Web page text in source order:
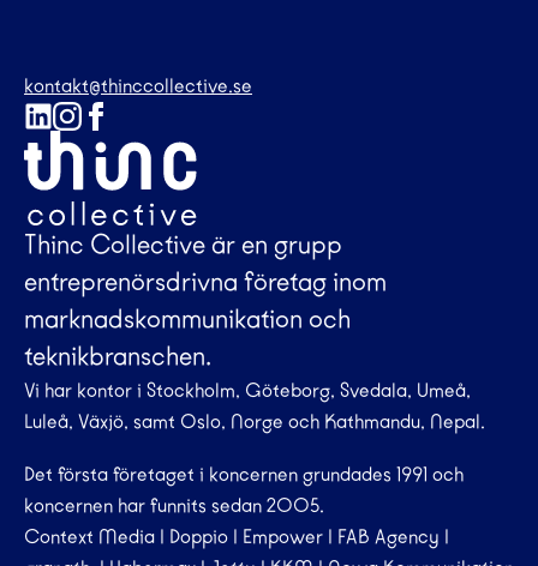
kontakt@thinccollective.se
Thinc Collective är en grupp
entreprenörsdrivna företag inom
marknadskommunikation och
teknikbranschen.
Vi har kontor i Stockholm, Göteborg, Svedala, Umeå,
Luleå, Växjö, samt Oslo, Norge och Kathmandu, Nepal.
Det första företaget i koncernen grundades 1991 och
koncernen har funnits sedan 2005.
Context Media | Doppio | Empower | FAB Agency |